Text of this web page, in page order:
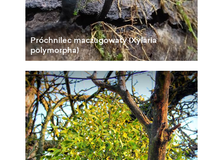
Próchnilec maczugowaty (Xylaria
polymorpha)